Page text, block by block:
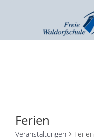
Ferien
Veranstaltungen Ferien